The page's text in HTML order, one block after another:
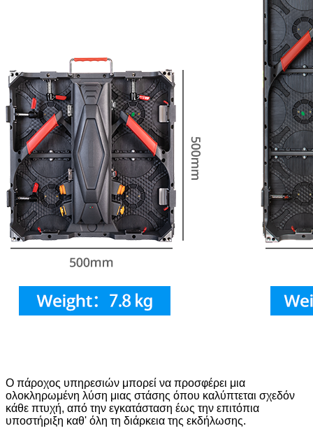
Ο πάροχος υπηρεσιών μπορεί να προσφέρει μια
ολοκληρωμένη λύση μιας στάσης όπου καλύπτεται σχεδόν
κάθε πτυχή, από την εγκατάσταση έως την επιτόπια
υποστήριξη καθ' όλη τη διάρκεια της εκδήλωσης.